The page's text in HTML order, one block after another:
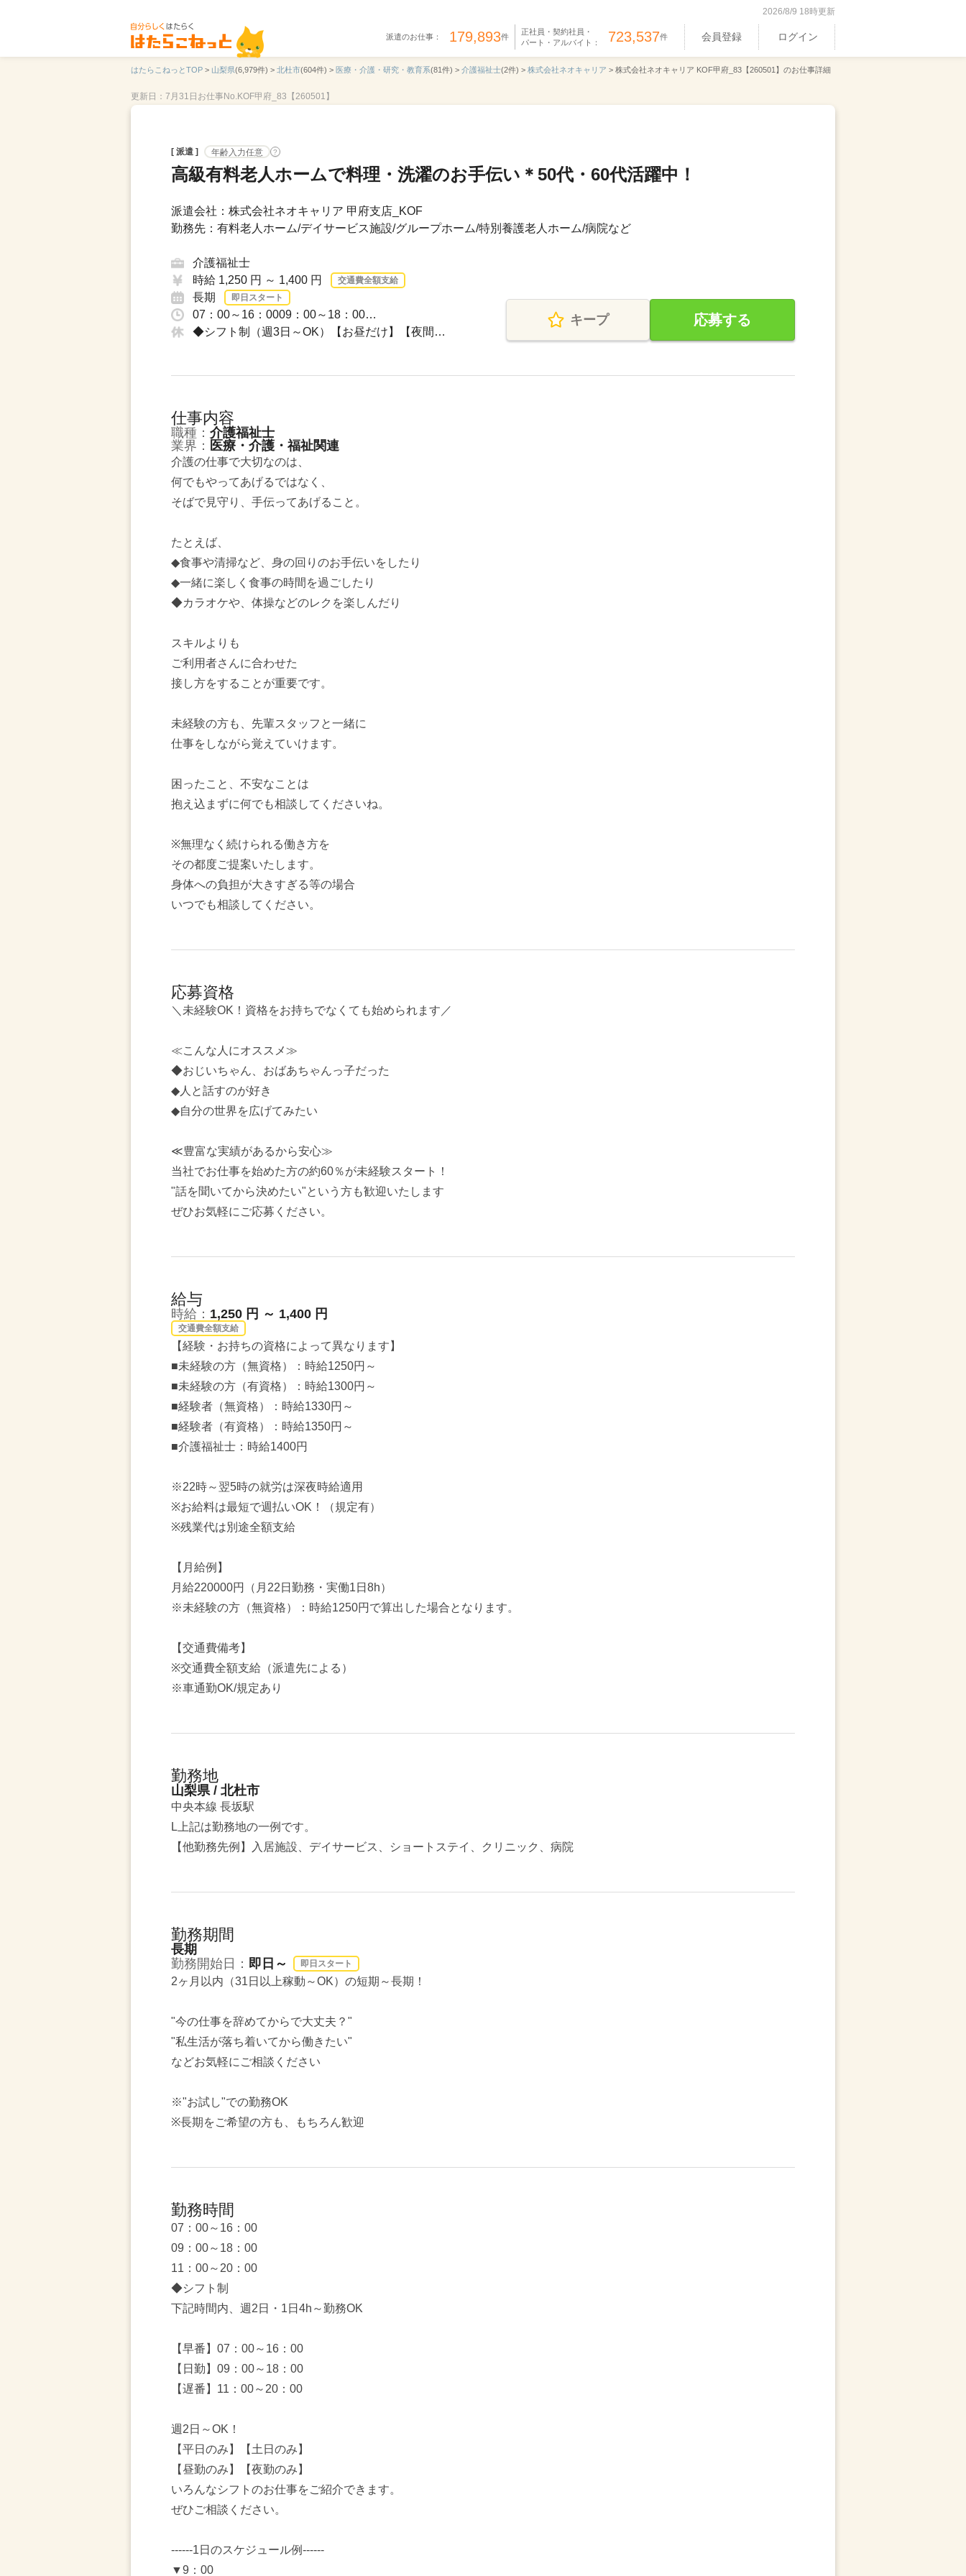
2026/8/9 18時更新
派遣のお仕事： 179,893件
正社員・契約社員・
パート・アルバイト： 723,537件 会員登録 ログイン
はたらこねっとTOP > 山梨県(6,979件) > 北杜市(604件) > 医療・介護・研究・教育系(81件) > 介護福祉士(2件) > 株式会社ネオキャリア > 株式会社ネオキャリア KOF甲府_83【260501】のお仕事詳細
更新日：7月31日 お仕事No.KOF甲府_83【260501】
[ 派遣 ] 年齢入力任意 ?
高級有料老人ホームで料理・洗濯のお手伝い＊50代・60代活躍中！
派遣会社：株式会社ネオキャリア 甲府支店_KOF
勤務先：有料老人ホーム/デイサービス施設/グループホーム/特別養護老人ホーム/病院など
介護福祉士
時給 1,250 円 ～ 1,400 円
交通費全額支給
長期 即日スタート
07：00～16：0009：00～18：00…
◆シフト制（週3日～OK）【お昼だけ】【夜間…
キープ 応募する
仕事内容
職種： 介護福祉士
業界： 医療・介護・福祉関連
介護の仕事で大切なのは、
何でもやってあげるではなく、
そばで見守り、手伝ってあげること。
たとえば、
◆食事や清掃など、身の回りのお手伝いをしたり
◆一緒に楽しく食事の時間を過ごしたり
◆カラオケや、体操などのレクを楽しんだり
スキルよりも
ご利用者さんに合わせた
接し方をすることが重要です。
未経験の方も、先輩スタッフと一緒に
仕事をしながら覚えていけます。
困ったこと、不安なことは
抱え込まずに何でも相談してくださいね。
※無理なく続けられる働き方を
その都度ご提案いたします。
身体への負担が大きすぎる等の場合
いつでも相談してください。
応募資格
＼未経験OK！資格をお持ちでなくても始められます／
≪こんな人にオススメ≫
◆おじいちゃん、おばあちゃんっ子だった
◆人と話すのが好き
◆自分の世界を広げてみたい
≪豊富な実績があるから安心≫
当社でお仕事を始めた方の約60％が未経験スタート！
"話を聞いてから決めたい"という方も歓迎いたします
ぜひお気軽にご応募ください。
給与
時給： 1,250 円 ～ 1,400 円
交通費全額支給
【経験・お持ちの資格によって異なります】
■未経験の方（無資格）：時給1250円～
■未経験の方（有資格）：時給1300円～
■経験者（無資格）：時給1330円～
■経験者（有資格）：時給1350円～
■介護福祉士：時給1400円
※22時～翌5時の就労は深夜時給適用
※お給料は最短で週払いOK！（規定有）
※残業代は別途全額支給
【月給例】
月給220000円（月22日勤務・実働1日8h）
※未経験の方（無資格）：時給1250円で算出した場合となります。
【交通費備考】
※交通費全額支給（派遣先による）
※車通勤OK/規定あり
勤務地
山梨県 / 北杜市
中央本線 長坂駅
L上記は勤務地の一例です。
【他勤務先例】入居施設、デイサービス、ショートステイ、クリニック、病院
勤務期間
長期
勤務開始日： 即日～ 即日スタート
2ヶ月以内（31日以上稼動～OK）の短期～長期！
"今の仕事を辞めてからで大丈夫？"
"私生活が落ち着いてから働きたい"
などお気軽にご相談ください
※"お試し"での勤務OK
※長期をご希望の方も、もちろん歓迎
勤務時間
07：00～16：00
09：00～18：00
11：00～20：00
◆シフト制
下記時間内、週2日・1日4h～勤務OK
【早番】07：00～16：00
【日勤】09：00～18：00
【遅番】11：00～20：00
週2日～OK！
【平日のみ】【土日のみ】
【昼勤のみ】【夜勤のみ】
いろんなシフトのお仕事をご紹介できます。
ぜひご相談ください。
------1日のスケジュール例------
▼9：00